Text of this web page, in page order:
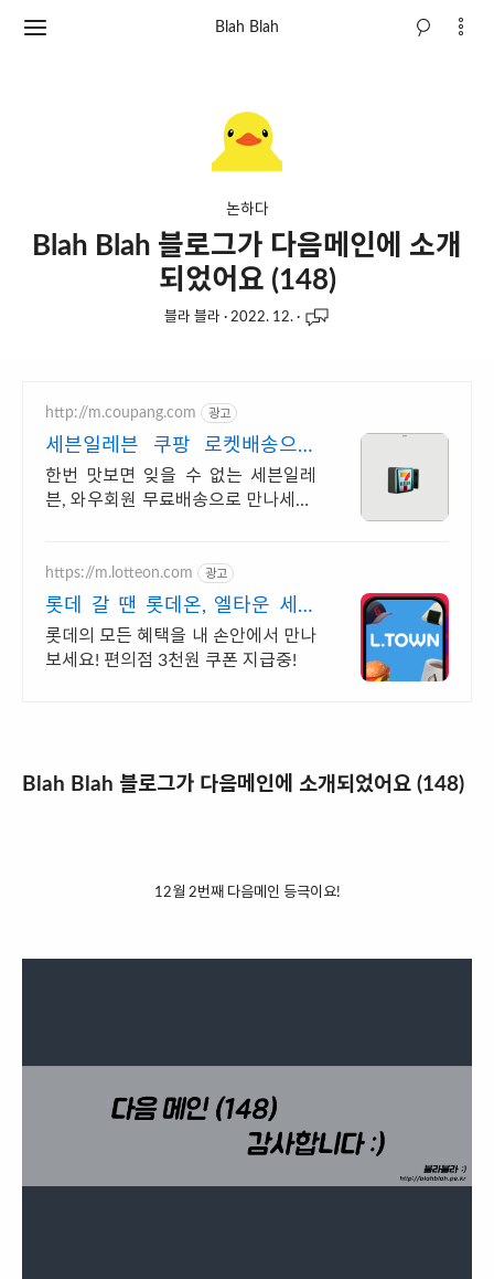
Blah Blah
논하다
Blah Blah 블로그가 다음메인에 소개
되었어요 (148)
블라 블라 · 2022. 12. ·
http://m.coupang.com 광고
세븐일레븐 쿠팡 로켓배송으로
빠르게 냠냠
한번 맛보면 잊을 수 없는 세븐일레
븐, 와우회원 무료배송으로 만나세요.
https://m.lotteon.com 광고
롯데 갈 땐 롯데온, 엘타운 세븐
일레븐 3천원 쿠폰 증정
롯데의 모든 혜택을 내 손안에서 만나
보세요! 편의점 3천원 쿠폰 지급중!
Blah Blah 블로그가 다음메인에 소개되었어요 (148)
12월 2번째 다음메인 등극이요!